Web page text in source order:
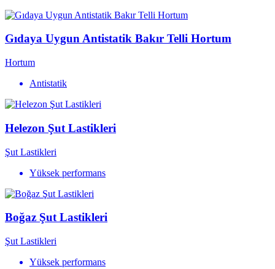
Gıdaya Uygun Antistatik Bakır Telli Hortum
Hortum
Antistatik
Helezon Şut Lastikleri
Şut Lastikleri
Yüksek performans
Boğaz Şut Lastikleri
Şut Lastikleri
Yüksek performans